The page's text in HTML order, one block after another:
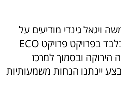
ויגאל גינדי מודיעים על
מבצע מיוחד ל- 3 דירות בלבד בפרויקט פרויקט ECO
ובסמוך למרכז
יינתנו הנחות משמעותיות